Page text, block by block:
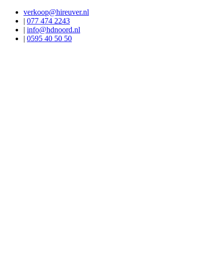
verkoop@hireuver.nl
| 077 474 2243
| info@hdnoord.nl
| 0595 40 50 50